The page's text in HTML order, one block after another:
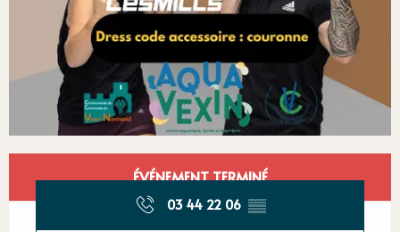
Ouverture et coordonnées
ÉVÉNEMENT TERMINÉ
03 44 22 06 ▒▒